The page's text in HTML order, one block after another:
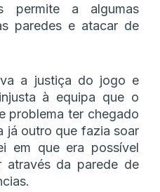
permite a algumas
paredes e atacar de
a justiça do jogo e
à equipa que o
problema ter chegado
já outro que fazia soar
em que era possível
através da parede de